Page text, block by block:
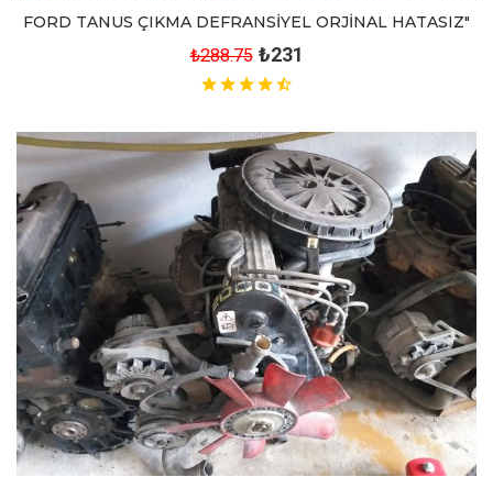
FORD TANUS ÇIKMA DEFRANSİYEL ORJİNAL HATASIZ"
₺288.75 ₺231